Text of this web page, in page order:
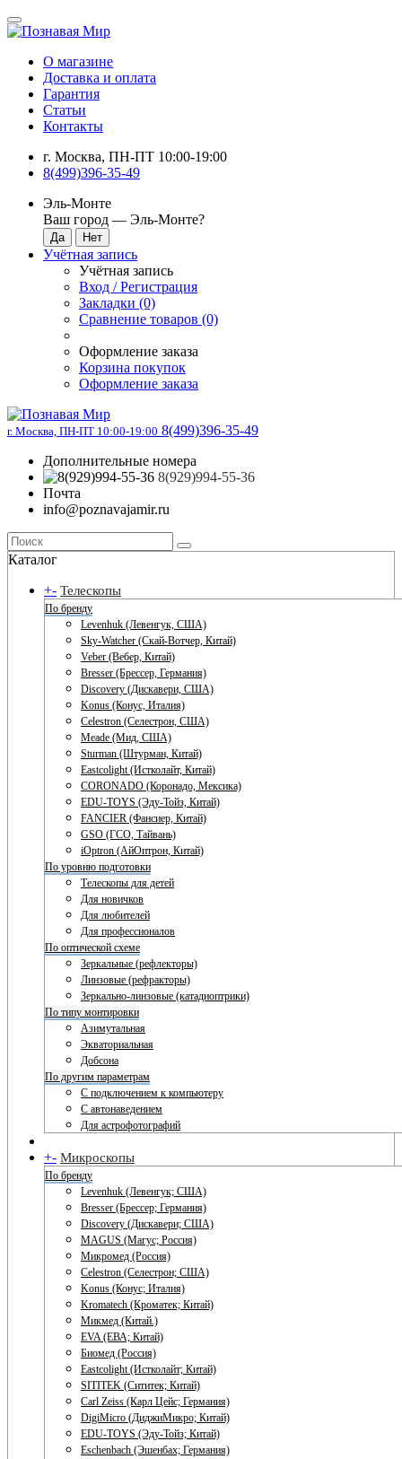
О магазине
Доставка и оплата
Гарантия
Статьи
Контакты
г. Москва, ПН-ПТ 10:00-19:00
8(499)396-35-49
Эль-Монте
Ваш город — Эль-Монте?
Учётная запись
Учётная запись
Вход / Регистрация
Закладки (0)
Сравнение товаров (0)
Оформление заказа
Корзина покупок
Оформление заказа
г. Москва, ПН-ПТ 10:00-19:00 8(499)396-35-49
Дополнительные номера
8(929)994-55-36
Почта
info@poznavajamir.ru
Каталог
+- Телескопы
По бренду
Levenhuk (Левенгук, США)
Sky-Watcher (Скай-Вотчер, Китай)
Veber (Вебер, Китай)
Bresser (Брессер, Германия)
Discovery (Дискавери, США)
Konus (Конус, Италия)
Celestron (Селестрон, США)
Meade (Мид, США)
Sturman (Штурман, Китай)
Eastcolight (Истколайт, Китай)
CORONADO (Коронадо, Мексика)
EDU-TOYS (Эду-Тойз, Китай)
FANCIER (Фансиер, Китай)
GSO (ГСО, Тайвань)
iOptron (АйОптрон, Китай)
По уровню подготовки
Телескопы для детей
Для новичков
Для любителей
Для профессионалов
По оптической схеме
Зеркальные (рефлекторы)
Линзовые (рефракторы)
Зеркально-линзовые (катадиоптрики)
По типу монтировки
Азимутальная
Экваториальная
Добсона
По другим параметрам
С подключением к компьютеру
С автонаведением
Для астрофотографий
+- Микроскопы
По бренду
Levenhuk (Левенгук; США)
Bresser (Брессер; Германия)
Discovery (Дискавери; США)
MAGUS (Магус; Россия)
Микромед (Россия)
Celestron (Селестрон; США)
Konus (Конус; Италия)
Kromatech (Кроматек; Китай)
Микмед (Китай.)
EVA (ЕВА; Китай)
Биомед (Россия)
Eastcolight (Истколайт; Китай)
SITITEK (Сититек; Китай)
Carl Zeiss (Карл Цейс; Германия)
DigiMicro (ДиджиМикро; Китай)
EDU-TOYS (Эду-Тойз; Китай)
Eschenbach (Эшенбах; Германия)